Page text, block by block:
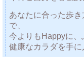
あなたに合った歩
で、
今よりもHappyに
健康なカラダを手に